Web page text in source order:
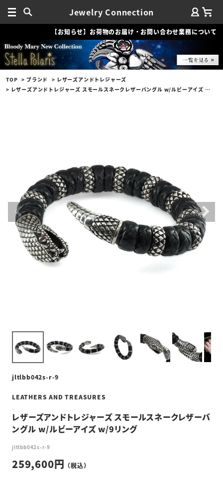
Jewelry Connection
【お知らせ】お荷物のお届け・お問い合わせ業務について
TOP ブランド
レザーズアンドトレジャーズ
レザーズアンドトレジャーズ スモールスネークレザーバングル w/ルビーアイズ w/9リング
jltlbb042s-r-9
LEATHERS AND TREASURES
レザーズアンドトレジャーズ スモールスネークレザーバ
ングル w/ルビーアイズ w/9リング
jltlbb042s-r-9
259,600